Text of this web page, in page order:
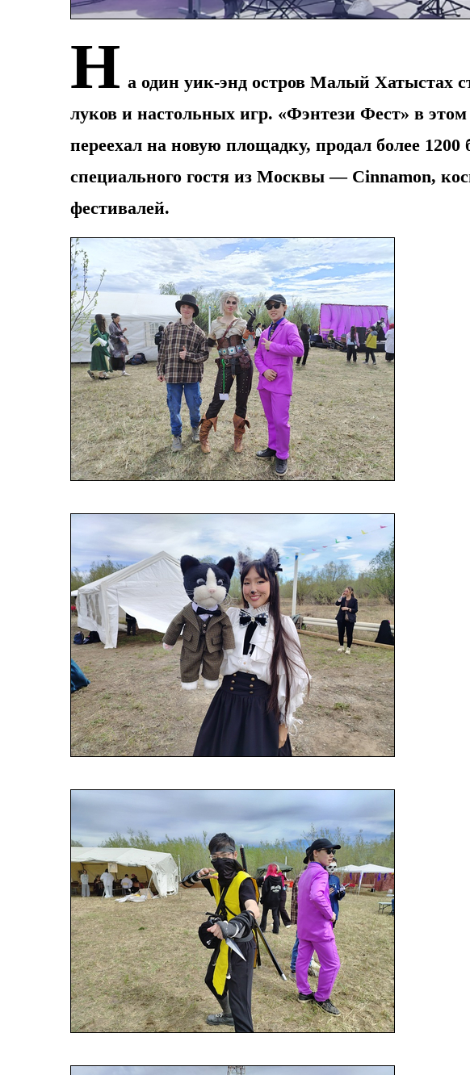
Н а один уик-энд остров Малый Хатыстах
луков и настольных игр. «Фэнтези Фест» в
переехал на новую площадку, продал более
специального гостя из Москвы — Cinnamon,
фестивалей.